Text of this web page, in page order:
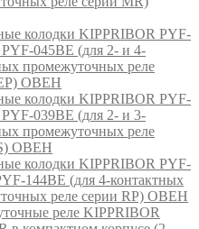
колодки KIPPRIBOR PYF-
045BE (для 2- и 4-
промежуточных реле
ОВЕН
колодки KIPPRIBOR PYF-
039BE (для 2- и 3-
промежуточных реле
ОВЕН
колодки KIPPRIBOR PYF-
144BE (для 4-контактных
реле серии RP) ОВЕН
реле KIPPRIBOR